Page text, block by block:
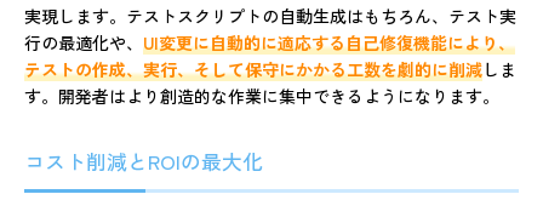
実現します。テストスクリプトの自動生成はもちろん、テスト実
行の最適化や、 UI変更に自動的に適応する自己修復機能により、
テストの作成、実行、そして保守にかかる工数を劇的に削減しま
す。開発者はより創造的な作業に集中できるようになります。
コスト削減とROIの最大化